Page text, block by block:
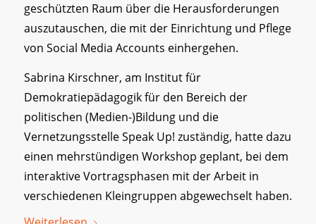
geschützten Raum über die Herausforderungen
auszutauschen, die mit der Einrichtung und Pflege
von Social Media Accounts einhergehen.
Sabrina Kirschner, am Institut für
Demokratiepädagogik für den Bereich der
politischen (Medien-)Bildung und die
Vernetzungsstelle Speak Up! zuständig, hatte dazu
einen mehrstündigen Workshop geplant, bei dem
interaktive Vortragsphasen mit der Arbeit in
verschiedenen Kleingruppen abgewechselt haben.